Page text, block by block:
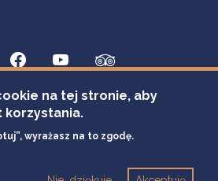
na tej stronie, aby
wyrażasz na to zgodę.